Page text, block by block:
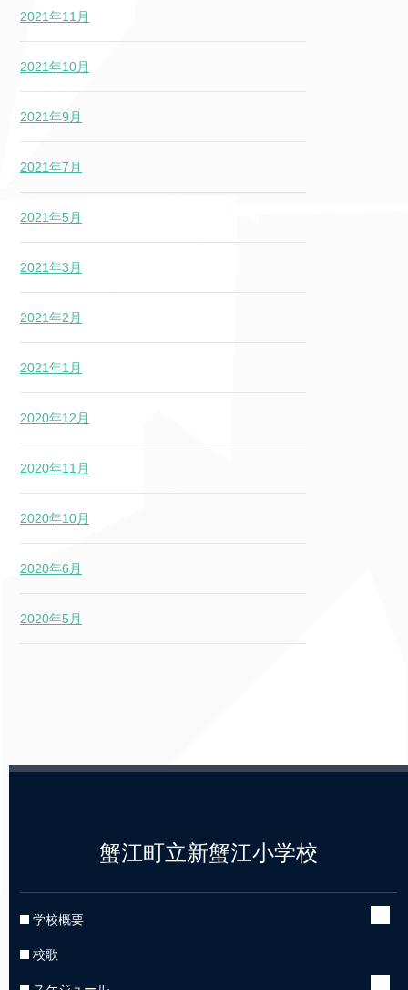
2021年11月
2021年10月
2021年9月
2021年7月
2021年5月
2021年3月
2021年2月
2021年1月
2020年12月
2020年11月
2020年10月
2020年6月
2020年5月
蟹江町立新蟹江小学校
学校概要
校歌